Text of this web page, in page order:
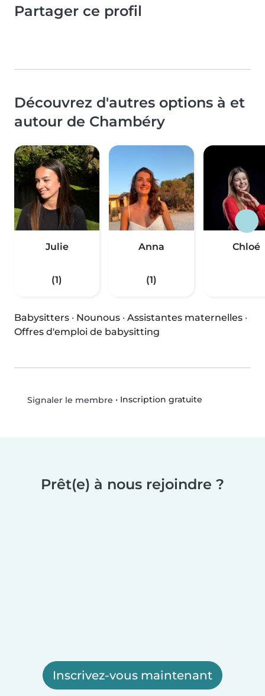
Partager ce profil
Découvrez d'autres options à et
autour de Chambéry
Julie
(1)
Anna
(1)
Chloé
Babysitters · Nounous · Assistantes maternelles ·
Offres d'emploi de babysitting
Signaler le membre • Inscription gratuite
Prêt(e) à nous rejoindre ?
Inscrivez-vous maintenant